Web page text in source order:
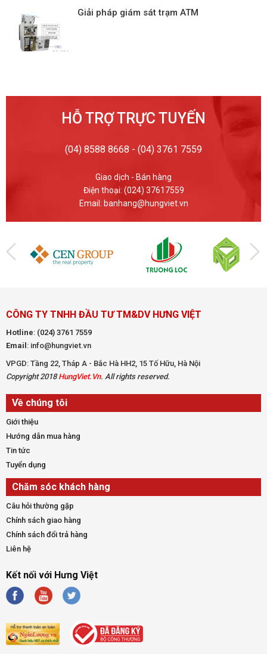
Giải pháp giám sát trạm ATM
HỖ TRỢ TRỰC TUYẾN
(04) 8588 8668 - (04) 3761 7559
Giao dịch - Bán hàng
Điện thoại: (024) 37617559
Email: banhang@hungviet.vn
CÔNG TY TNHH ĐẦU TƯ TM&DV HƯNG VIỆT
Hotline: (024) 3761 7559
Email: info@hungviet.vn
VPGD: Tầng 22, Tháp A - Bắc Hà HH2, 15 Tố Hữu, Hà Nội
Copyright 2018HungViet.Vn. All rights reserved.
Về chúng tôi
Giới thiệu
Hướng dẫn mua hàng
Tin tức
Tuyển dụng
Chăm sóc khách hàng
Câu hỏi thường gặp
Chính sách giao hàng
Chính sách đổi trả hàng
Liên hệ
Kết nối với Hưng Việt